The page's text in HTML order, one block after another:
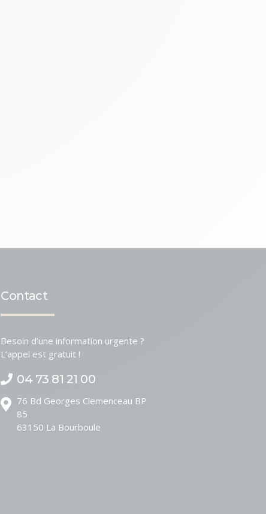
Contact
Besoin d’une information urgente ?
L’appel est gratuit !
04 73 81 21 00
76 Bd Georges Clemenceau BP
85
63150 La Bourboule